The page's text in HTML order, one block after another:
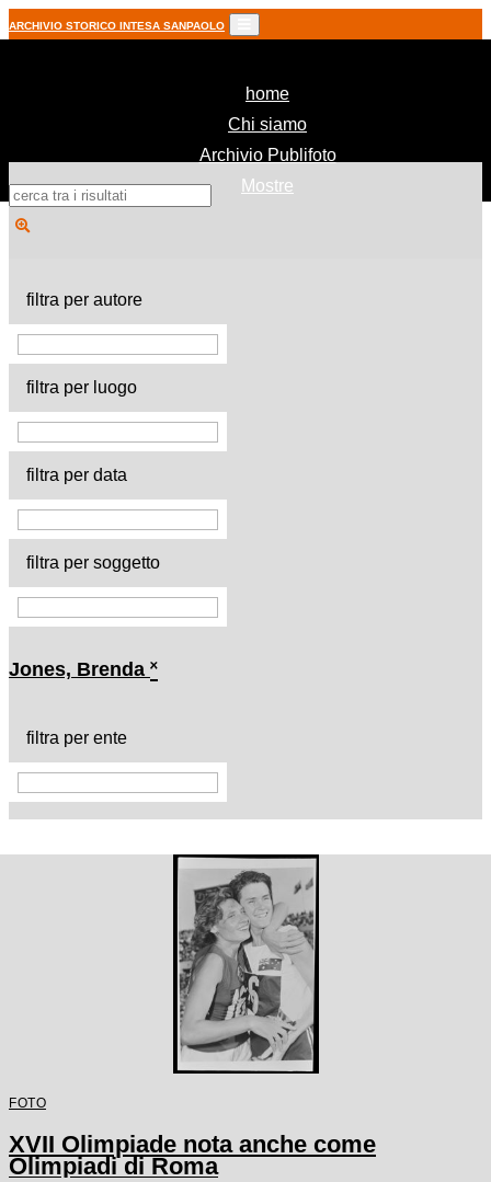
ARCHIVIO STORICO INTESA SANPAOLO
home(current)
Chi siamo
Archivio Publifoto
Mostre
filtra per autore
filtra per luogo
filtra per data
filtra per soggetto
Jones, Brenda ˟
filtra per ente
FOTO
XVII Olimpiade nota anche come
Olimpiadi di Roma